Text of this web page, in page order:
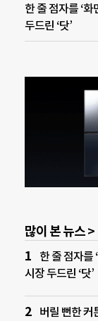
한 줄 점자를 ‘
두드린 ‘닷’
많이 본 뉴스 >
한 줄 점자를
시장 두드린 ‘닷’
버릴 뻔한 커